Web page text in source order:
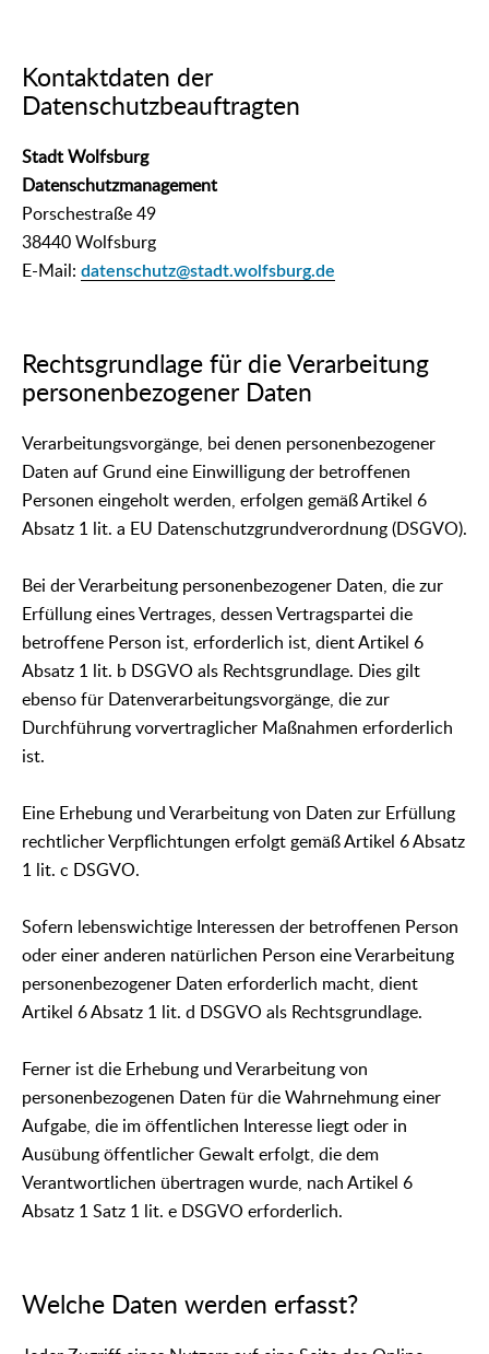
Kontaktdaten der
Datenschutzbeauftragten
Stadt Wolfsburg
Datenschutzmanagement
Porschestraße 49
38440 Wolfsburg
E-Mail: datenschutz@stadt.wolfsburg.de
Rechtsgrundlage für die Verarbeitung
personenbezogener Daten
Verarbeitungsvorgänge, bei denen personenbezogener
Daten auf Grund eine Einwilligung der betroffenen
Personen eingeholt werden, erfolgen gemäß Artikel 6
Absatz 1 lit. a EU Datenschutzgrundverordnung (DSGVO).
Bei der Verarbeitung personenbezogener Daten, die zur
Erfüllung eines Vertrages, dessen Vertragspartei die
betroffene Person ist, erforderlich ist, dient Artikel 6
Absatz 1 lit. b DSGVO als Rechtsgrundlage. Dies gilt
ebenso für Datenverarbeitungsvorgänge, die zur
Durchführung vorvertraglicher Maßnahmen erforderlich
ist.
Eine Erhebung und Verarbeitung von Daten zur Erfüllung
rechtlicher Verpflichtungen erfolgt gemäß Artikel 6 Absatz
1 lit. c DSGVO.
Sofern lebenswichtige Interessen der betroffenen Person
oder einer anderen natürlichen Person eine Verarbeitung
personenbezogener Daten erforderlich macht, dient
Artikel 6 Absatz 1 lit. d DSGVO als Rechtsgrundlage.
Ferner ist die Erhebung und Verarbeitung von
personenbezogenen Daten für die Wahrnehmung einer
Aufgabe, die im öffentlichen Interesse liegt oder in
Ausübung öffentlicher Gewalt erfolgt, die dem
Verantwortlichen übertragen wurde, nach Artikel 6
Absatz 1 Satz 1 lit. e DSGVO erforderlich.
Welche Daten werden erfasst?